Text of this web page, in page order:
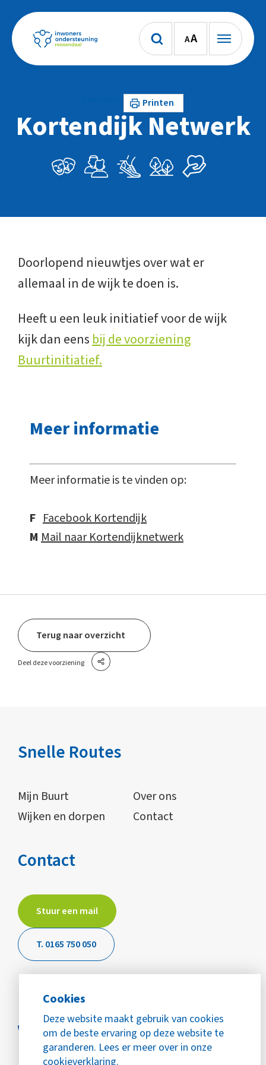
Cookies
Deze website maakt gebruik van cookies
om de beste ervaring op deze website te
garanderen. Lees er meer over in onze
cookieverklaring.
AA
Printen
Kortendijk Netwerk
Doorlopend nieuwtjes over wat er
allemaal in de wijk te doen is.
Heeft u een leuk initiatief voor de wijk
kijk dan eens bij de voorziening
Buurtinitiatief.
Meer informatie
Meer informatie is te vinden op:
F Facebook Kortendijk
M Mail naar Kortendijknetwerk
Terug naar overzicht
Deel deze voorziening
Snelle Routes
Mijn Buurt
Over ons
Wijken en dorpen
Contact
Contact
Stuur een mail
T. 0165 750 050